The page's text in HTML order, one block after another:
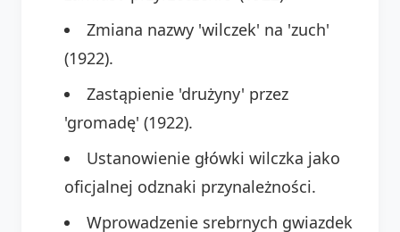
Zmiana nazwy 'wilczek' na 'zuch'
(1922).
Zastąpienie 'drużyny' przez
'gromadę' (1922).
Ustanowienie główki wilczka jako
oficjalnej odznaki przynależności.
Wprowadzenie srebrnych gwiazdek